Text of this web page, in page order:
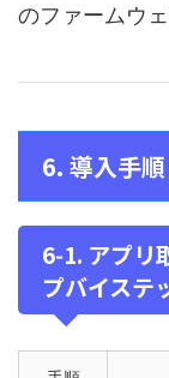
のファームウ
6. 導入手
6‑1. アプリ
プバイステ